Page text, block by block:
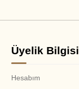
Üyelik Bilgisi
Hesabım